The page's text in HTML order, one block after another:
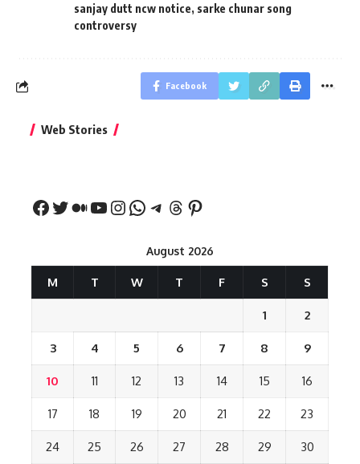
sanjay dutt ncw notice, sarke chunar song
controversy
Facebook
Web Stories
नीतीश कुमार का पहला
August 2026
M T W T F S S
1 2
3 4 5 6 7 8 9
10 11 12 13 14 15 16
17 18 19 20 21 22 23
24 25 26 27 28 29 30